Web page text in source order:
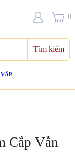
Tìm kiếm
0
Cắp Vẫn